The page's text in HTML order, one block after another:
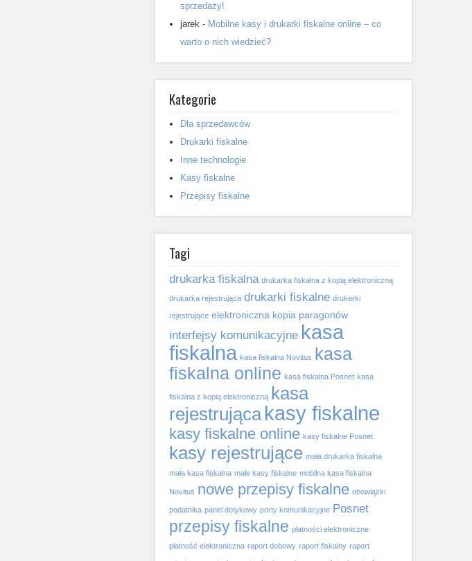
sprzedaży!
jarek - Mobilne kasy i drukarki fiskalne online – co
warto o nich wiedzieć?
Kategorie
Dla sprzedawców
Drukarki fiskalne
Inne technologie
Kasy fiskalne
Przepisy fiskalne
Tagi
drukarka fiskalna drukarka fiskalna z kopią elektroniczną
drukarka rejestrująca drukarki fiskalne drukarki
rejestrujące elektroniczna kopia paragonów
interfejsy komunikacyjne kasa
fiskalna kasa fiskalna Novitus
kasa
fiskalna online kasa fiskalna Posnet kasa
fiskalna z kopią elektroniczną kasa
rejestrująca kasy fiskalne
kasy fiskalne online kasy fiskalne Posnet
kasy rejestrujące mała drukarka fiskalna
mała kasa fiskalna małe kasy fiskalne mobilna kasa fiskalna
Novitus nowe przepisy fiskalne obowiązki
podatnika panel dotykowy porty komunikacyjne Posnet
przepisy fiskalne płatności elektroniczne
płatność elektroniczna raport dobowy raport fiskalny raport